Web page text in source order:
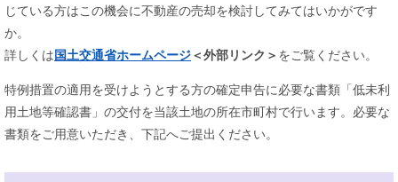
じている方はこの機会に不動産の売却を検討してみてはいかがです
か。
詳しくは国土交通省ホームページ＜外部リンク＞ をご覧ください。
特例措置の適用を受けようとする方の確定申告に必要な書類「低未利
用土地等確認書」の交付を当該土地の所在市町村で行います。必要な
書類をご用意いただき、下記へご提出ください。